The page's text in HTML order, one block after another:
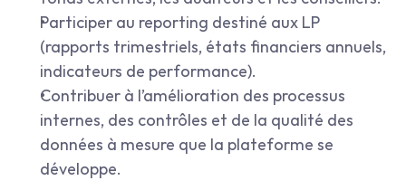
Participer au reporting destiné aux LP
(rapports trimestriels, états financiers annuels,
indicateurs de performance).
Contribuer à l’amélioration des processus
internes, des contrôles et de la qualité des
données à mesure que la plateforme se
développe.